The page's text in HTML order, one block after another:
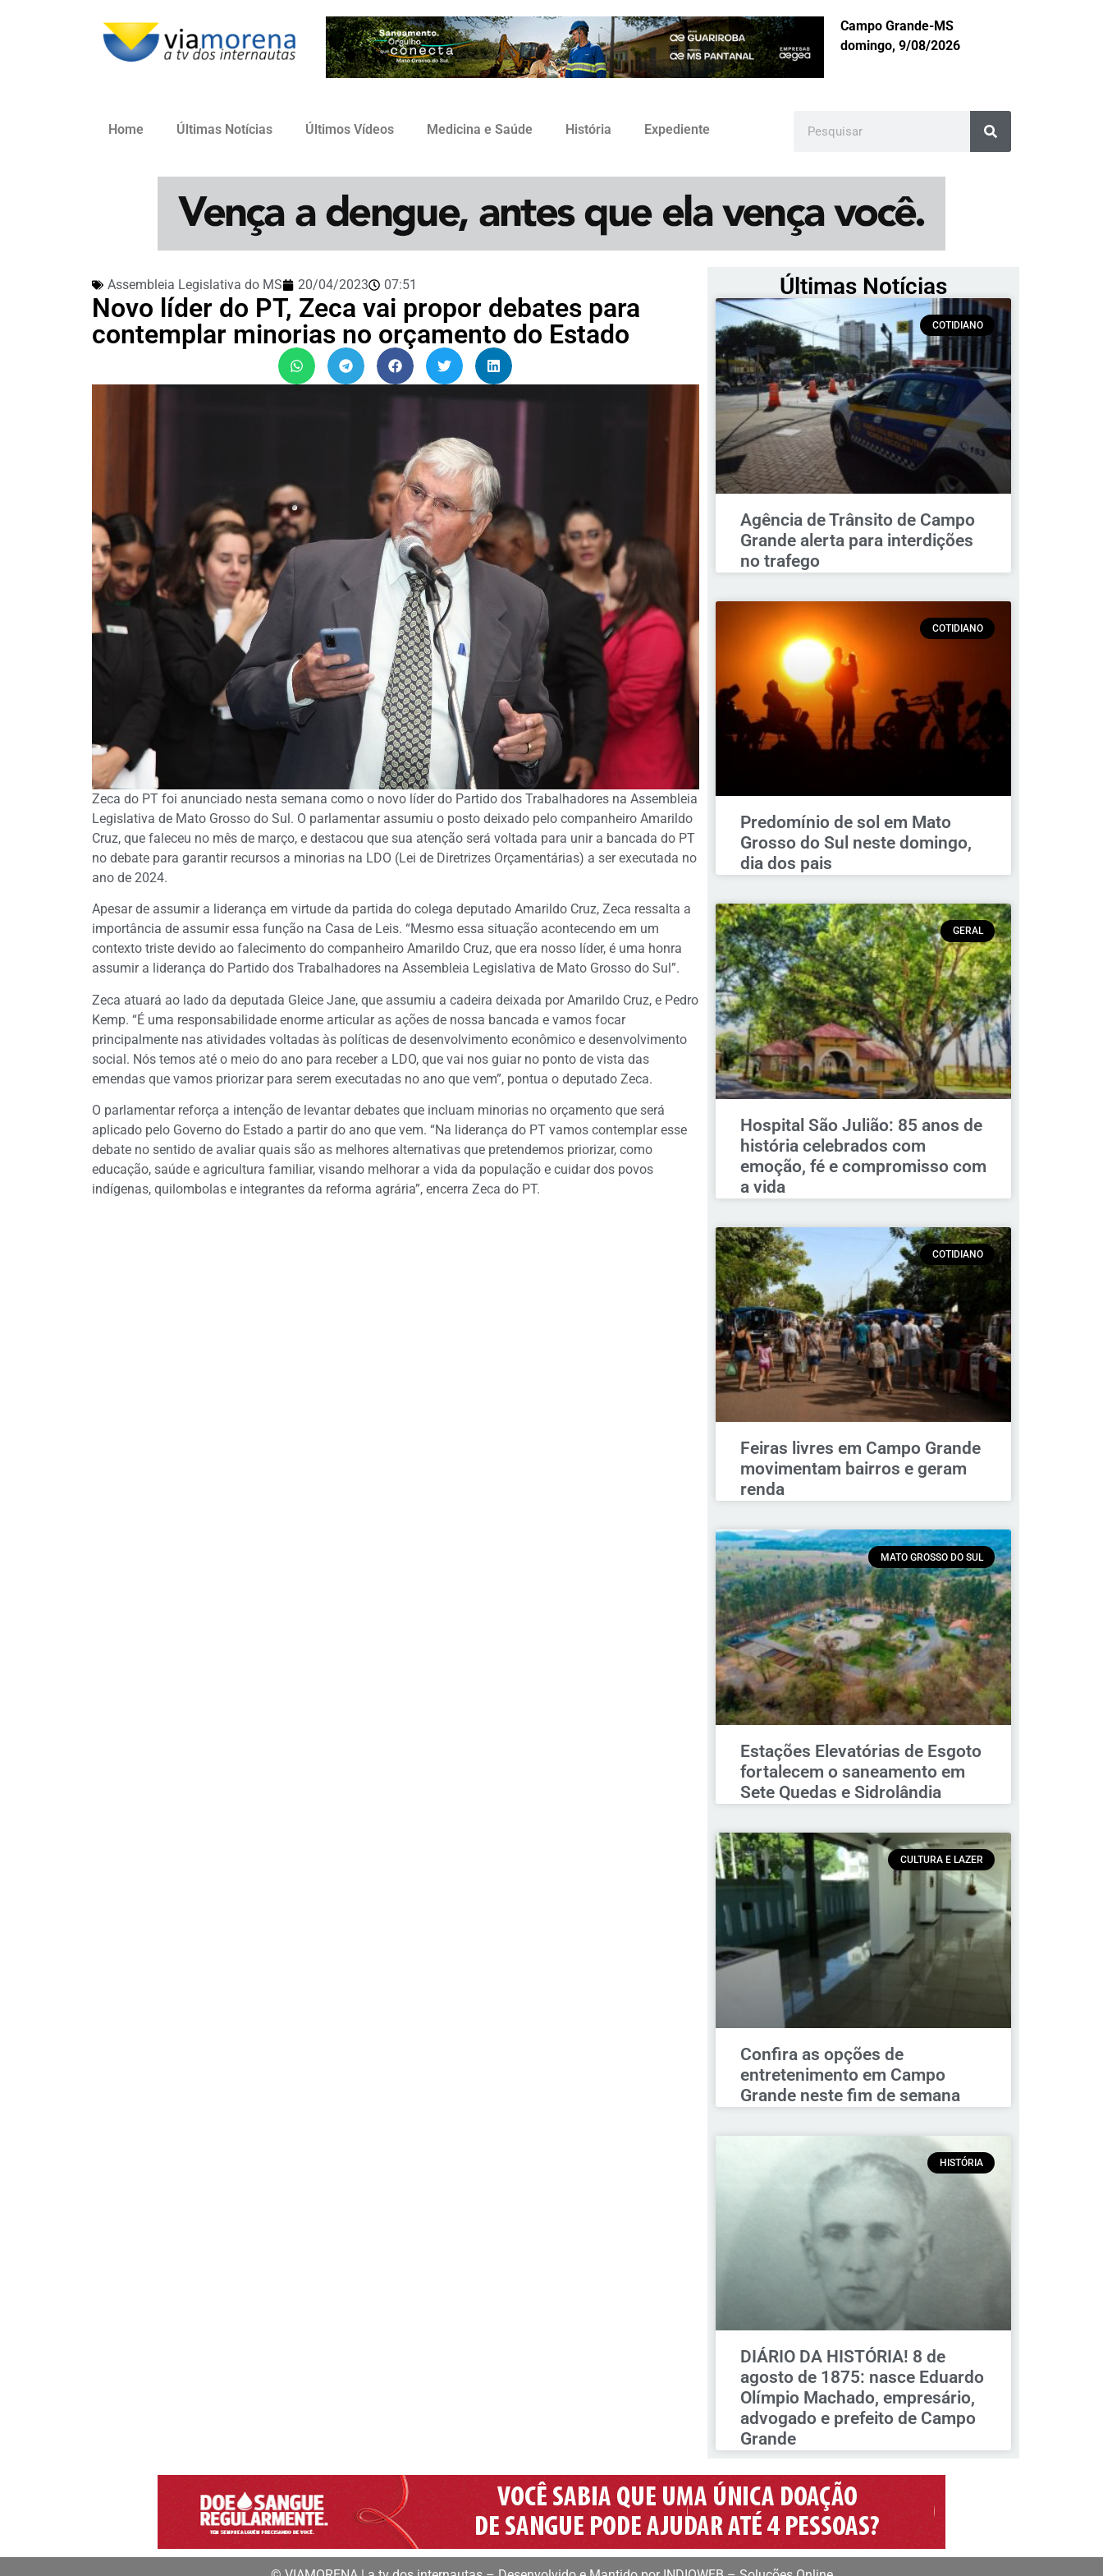
Campo Grande-MS
domingo, 9/08/2026
Home Últimas Notícias Últimos Vídeos Medicina e Saúde História Expediente
Assembleia Legislativa do MS 20/04/2023 07:51
Novo líder do PT, Zeca vai propor debates para
contemplar minorias no orçamento do Estado
Zeca do PT foi anunciado nesta semana como o novo líder do Partido dos Trabalhadores na Assembleia
Legislativa de Mato Grosso do Sul. O parlamentar assumiu o posto deixado pelo companheiro Amarildo
Cruz, que faleceu no mês de março, e destacou que sua atenção será voltada para unir a bancada do PT
no debate para garantir recursos a minorias na LDO (Lei de Diretrizes Orçamentárias) a ser executada no
ano de 2024.
Apesar de assumir a liderança em virtude da partida do colega deputado Amarildo Cruz, Zeca ressalta a
importância de assumir essa função na Casa de Leis. “Mesmo essa situação acontecendo em um
contexto triste devido ao falecimento do companheiro Amarildo Cruz, que era nosso líder, é uma honra
assumir a liderança do Partido dos Trabalhadores na Assembleia Legislativa de Mato Grosso do Sul”.
Zeca atuará ao lado da deputada Gleice Jane, que assumiu a cadeira deixada por Amarildo Cruz, e Pedro
Kemp. “É uma responsabilidade enorme articular as ações de nossa bancada e vamos focar
principalmente nas atividades voltadas às políticas de desenvolvimento econômico e desenvolvimento
social. Nós temos até o meio do ano para receber a LDO, que vai nos guiar no ponto de vista das
emendas que vamos priorizar para serem executadas no ano que vem”, pontua o deputado Zeca.
O parlamentar reforça a intenção de levantar debates que incluam minorias no orçamento que será
aplicado pelo Governo do Estado a partir do ano que vem. “Na liderança do PT vamos contemplar esse
debate no sentido de avaliar quais são as melhores alternativas que pretendemos priorizar, como
educação, saúde e agricultura familiar, visando melhorar a vida da população e cuidar dos povos
indígenas, quilombolas e integrantes da reforma agrária”, encerra Zeca do PT.
Últimas Notícias
COTIDIANO
Agência de Trânsito de Campo
Grande alerta para interdições
no trafego
COTIDIANO
Predomínio de sol em Mato
Grosso do Sul neste domingo,
dia dos pais
GERAL
Hospital São Julião: 85 anos de
história celebrados com
emoção, fé e compromisso com
a vida
COTIDIANO
Feiras livres em Campo Grande
movimentam bairros e geram
renda
MATO GROSSO DO SUL
Estações Elevatórias de Esgoto
fortalecem o saneamento em
Sete Quedas e Sidrolândia
CULTURA E LAZER
Confira as opções de
entretenimento em Campo
Grande neste fim de semana
HISTÓRIA
DIÁRIO DA HISTÓRIA! 8 de
agosto de 1875: nasce Eduardo
Olímpio Machado, empresário,
advogado e prefeito de Campo
Grande